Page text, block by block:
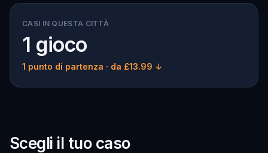
CASI IN QUESTA CITTÀ
1 gioco
1 punto di partenza · da £13.99 ↓
Scegli il tuo caso